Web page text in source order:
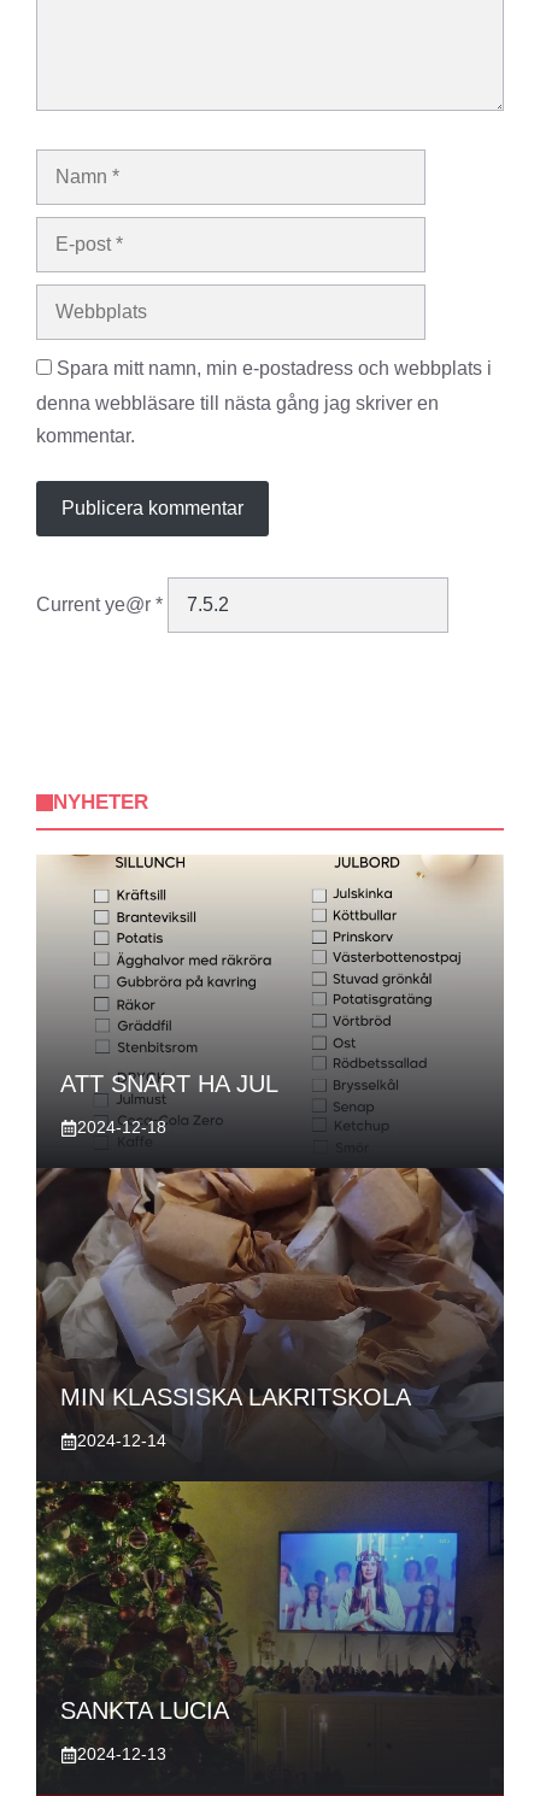
Namn
Spara mitt namn, min e-postadress och webbplats i
denna webbläsare till nästa gång jag skriver en
kommentar.
Current ye@r *
NYHETER
ATT SNART HA JUL
2024-12-18
MIN KLASSISKA LAKRITSKOLA
2024-12-14
SANKTA LUCIA
2024-12-13